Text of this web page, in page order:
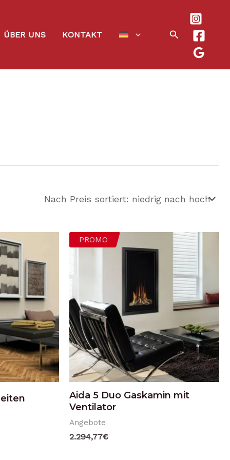
ÜBER UNS KONTAKT Suchen
PROMO
Aida 5 Duo Gaskamin mit
Ventilator
Angebote
2.294,77€